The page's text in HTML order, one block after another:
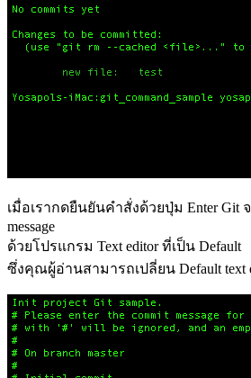
เมื่อเรากดยืนยันคำสั่งด้วยปุ่ม Enter Git
message
ด้วยโปรแกรม Text editor ที่เป็น Default
ซึ่งคุณผู้อ่านสามารถเปลี่ยน Default text